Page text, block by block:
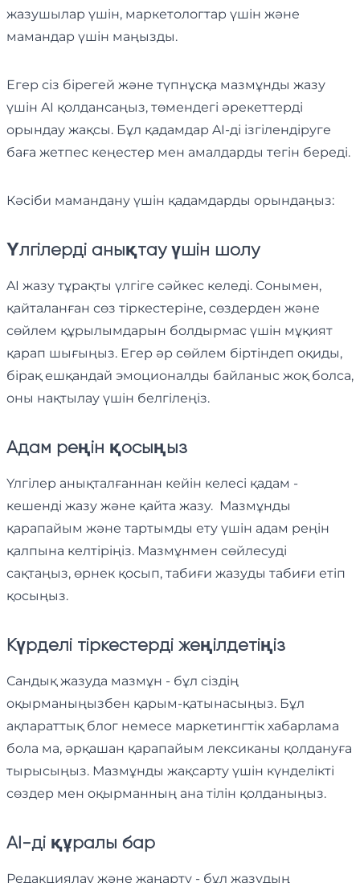
жазушылар үшін, маркетологтар үшін және
мамандар үшін маңызды.
Егер сіз бірегей және түпнұсқа мазмұнды жазу
үшін AI қолдансаңыз, төмендегі әрекеттерді
орындау жақсы. Бұл қадамдар AI-ді ізгілендіруге
баға жетпес кеңестер мен амалдарды тегін береді.
Кәсіби мамандану үшін қадамдарды орындаңыз:
Үлгілерді анықтау үшін шолу
AI жазу тұрақты үлгіге сәйкес келеді. Сонымен,
қайталанған сөз тіркестеріне, сөздерден және
сөйлем құрылымдарын болдырмас үшін мұқият
қарап шығыңыз. Егер әр сөйлем біртіндеп оқиды,
бірақ ешқандай эмоционалды байланыс жоқ болса,
оны нақтылау үшін белгілеңіз.
Адам реңін қосыңыз
Үлгілер анықталғаннан кейін келесі қадам - ​​
кешенді жазу және қайта жазу. Мазмұнды
қарапайым және тартымды ету үшін адам реңін
қалпына келтіріңіз. Мазмұнмен сөйлесуді
сақтаңыз, өрнек қосып, табиғи жазуды табиғи етіп
қосыңыз.
Күрделі тіркестерді жеңілдетіңіз
Сандық жазуда мазмұн - бұл сіздің
оқырманыңызбен қарым-қатынасыңыз. Бұл
ақпараттық блог немесе маркетингтік хабарлама
бола ма, әрқашан қарапайым лексиканы қолдануға
тырысыңыз. Мазмұнды жақсарту үшін күнделікті
сөздер мен оқырманның ана тілін қолданыңыз.
AI-ді құралы бар
Редакциялау және жаңарту - бұл жазудың